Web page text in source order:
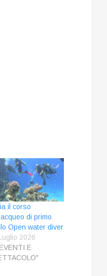
il corso
di primo
Open water diver
2026
E